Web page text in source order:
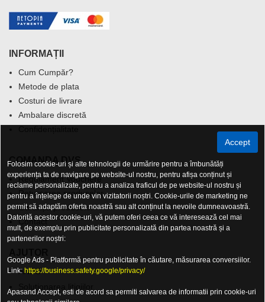
INFORMAȚII
Cum Cumpăr?
Metode de plata
Costuri de livrare
Ambalare discretă
COMANDA DVS.
Regulament Vouchere
Returnarea produselor
Garanția produselor
Contact
ANPC
Accept
Folosim cookie-uri și alte tehnologii de urmărire pentru a îmbunătăți
experiența ta de navigare pe website-ul nostru, pentru afișa conținut și
reclame personalizate, pentru a analiza traficul de pe website-ul nostru și
pentru a înțelege de unde vin vizitatorii noștri. Cookie-urile de marketing ne
permit să adaptăm oferta noastră sau alt conținut la nevoile dumneavoastră.
Datorită acestor cookie-uri, vă putem oferi ceea ce vă interesează cel mai
mult, de exemplu prin publicitate personalizată din partea noastră și a
partenerilor noștri:
Google Ads - Platformă pentru publicitate în căutare, măsurarea conversiilor.
Link: https://business.safety.google/privacy/
Apasand Accept, esti de acord sa permiti salvarea de informatii prin cookie-uri